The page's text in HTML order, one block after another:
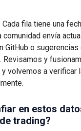
fila tiene una
comunidad envía
GitHub o
Revisamos y
y volvemos a verificar
en estos
trading?